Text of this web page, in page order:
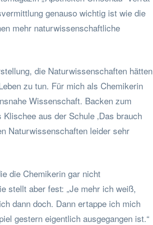
genauso wichtig ist wie die
mehr naturwissenschaftliche
die Naturwissenschaften hätten
zu tun. Für mich als Chemikerin
Wissenschaft. Backen zum
aus der Schule ‚Das brauch
Naturwissenschaften leider sehr
die Chemikerin gar nicht
stellt aber fest: „Je mehr ich weiß,
dann doch. Dann ertappe ich mich
gestern eigentlich ausgegangen ist.“